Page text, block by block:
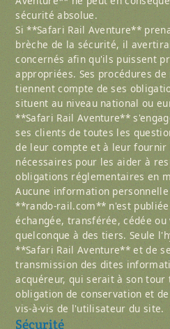
sécurité absolue.
Si **Safari Rail Aventure**
brèche de la sécurité, il
concernés afin qu'ils puissent
appropriées. Ses procédures
tiennent compte de ses
situent au niveau national ou
**Safari Rail Aventure**
ses clients de toutes les
de leur compte et à leur
nécessaires pour les aider à
obligations réglementaires en
Aucune information
**rando-rail.com** n'est
échangée, transférée, cédée
quelconque à des tiers. Seule
**Safari Rail Aventure** et de
transmission des dites
acquéreur, qui serait à son tour
obligation de conservation et
vis-à-vis de l'utilisateur du site.
Sécurité